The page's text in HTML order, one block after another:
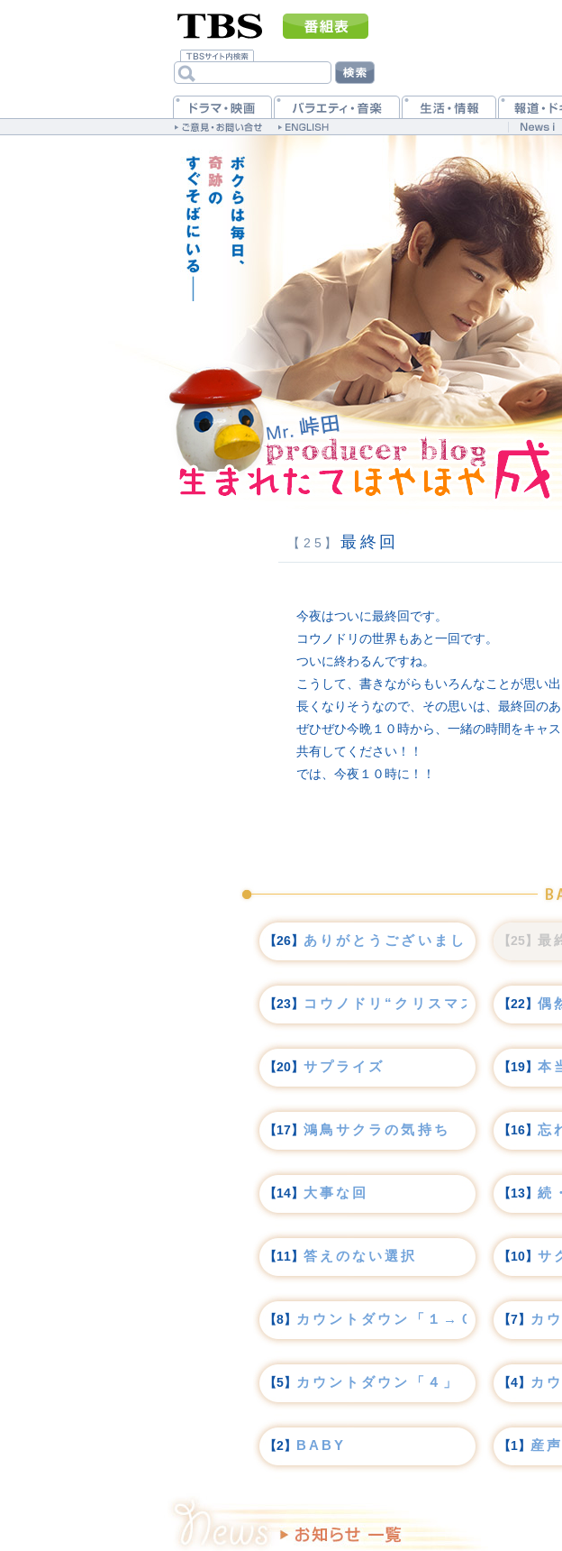
【25】 最終回
今夜はついに最終回です。
コウノドリの世界もあと一回です。
ついに終わるんですね。
こうして、書きながらもいろんなことが思い出
長くなりそうなので、その思いは、最終回の
ぜひぜひ今晩１０時から、一緒の時間をキャ
共有してください！！
では、今夜１０時に！！
【26】 ありがとうございました 【25】 最
【23】 コウノドリ“クリスマス”ライブ
【22】 偶
【20】 サプライズ 【19】 本
【17】 鴻鳥サクラの気持ち 【16】 忘
【14】 大事な回 【13】 続
【11】 答えのない選択 【10】 サ
【8】 カウントダウン「１→０！」【7】 カ
【5】 カウントダウン「４」 【4】 カ
【2】 BABY 【1】 産声